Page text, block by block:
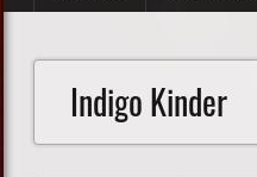
Indigo Kinder